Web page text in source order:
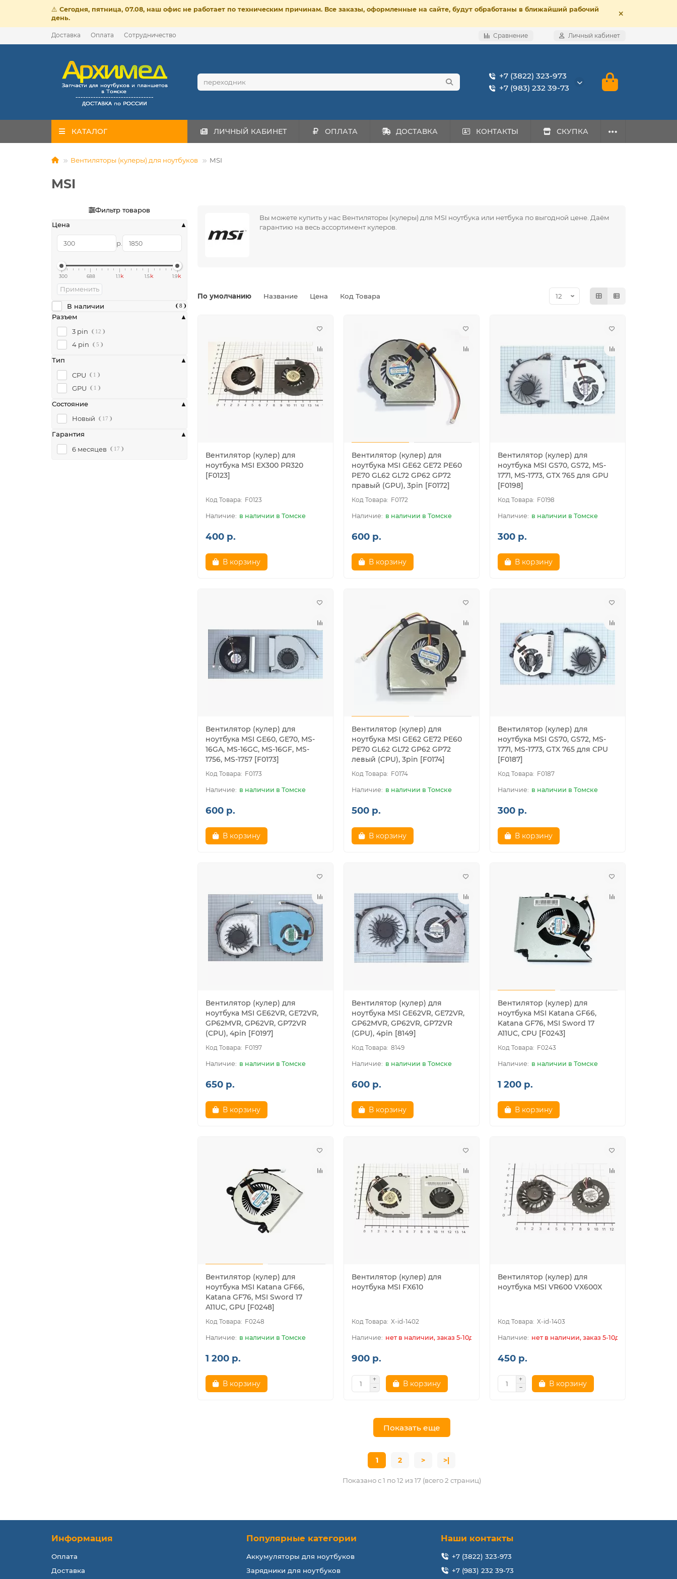
⚠️ Сегодня, пятница, 07.08, наш офис не работает по техническим причинам. Все заказы, оформленные на сайте, будут обработаны в ближайший рабочий
день.
Доставка Оплата Сотрудничество Сравнение Личный кабинет
+7 (3822) 323-973
+7 (983) 232 39-73
КАТАЛОГ ЛИЧНЫЙ КАБИНЕТ ОПЛАТА ДОСТАВКА КОНТАКТЫ СКУПКА
Вентиляторы (кулеры) для ноутбуков MSI
MSI
Фильтр товаров
Цена
р.
300 688 1.1k 1.5 k 1.9 k
Применить
В наличии 8
Разъем
3 pin
12
4 pin 5
Тип
CPU
1
GPU 1
Состояние
Новый
17
Гарантия
6 месяцев
17
Вы можете купить у нас Вентиляторы (кулеры) для MSI ноутбука или нетбука по выгодной цене. Даём
гарантию на весь ассортимент кулеров.
По умолчанию Название Цена Код Товара
Вентилятор (кулер) для
ноутбука MSI EX300 PR320
[F0123]
F0123
в наличии в Томске
400 р.
В корзину
Вентилятор (кулер) для
ноутбука MSI GE62 GE72 PE60
PE70 GL62 GL72 GP62 GP72
правый (GPU), 3pin [F0172]
F0172
в наличии в Томске
600 р.
В корзину
Вентилятор (кулер) для
ноутбука MSI GS70, GS72, MS-
1771, MS-1773, GTX 765 для GPU
[F0198]
F0198
в наличии в Томске
300 р.
В корзину
Вентилятор (кулер) для
ноутбука MSI GE60, GE70, MS-
16GA, MS-16GC, MS-16GF, MS-
1756, MS-1757 [F0173]
F0173
в наличии в Томске
600 р.
В корзину
Вентилятор (кулер) для
ноутбука MSI GE62 GE72 PE60
PE70 GL62 GL72 GP62 GP72
левый (CPU), 3pin [F0174]
F0174
в наличии в Томске
500 р.
В корзину
Вентилятор (кулер) для
ноутбука MSI GS70, GS72, MS-
1771, MS-1773, GTX 765 для CPU
[F0187]
F0187
в наличии в Томске
300 р.
В корзину
Вентилятор (кулер) для
ноутбука MSI GE62VR, GE72VR,
GP62MVR, GP62VR, GP72VR
(CPU), 4pin [F0197]
F0197
в наличии в Томске
650 р.
В корзину
Вентилятор (кулер) для
ноутбука MSI GE62VR, GE72VR,
GP62MVR, GP62VR, GP72VR
(GPU), 4pin [8149]
8149
в наличии в Томске
600 р.
В корзину
Вентилятор (кулер) для
ноутбука MSI Katana GF66,
Katana GF76, MSI Sword 17
A11UC, CPU [F0243]
F0243
в наличии в Томске
1 200 р.
В корзину
Вентилятор (кулер) для
ноутбука MSI Katana GF66,
Katana GF76, MSI Sword 17
A11UC, GPU [F0248]
F0248
в наличии в Томске
1 200 р.
В корзину
Вентилятор (кулер) для
ноутбука MSI FX610
X-id-1402
нет в наличии, заказ 5-10дн.
900 р.
В корзину
Вентилятор (кулер) для
ноутбука MSI VR600 VX600X
X-id-1403
нет в наличии, заказ 5-10дн.
450 р.
В корзину
Показать еще
1 2 > >|
Показано с 1 по 12 из 17 (всего 2 страниц)
Информация
Оплата
Доставка
Популярные категории
Аккумуляторы для ноутбуков
Зарядники для ноутбуков
Наши контакты
+7 (3822) 323-973
+7 (983) 232 39-73